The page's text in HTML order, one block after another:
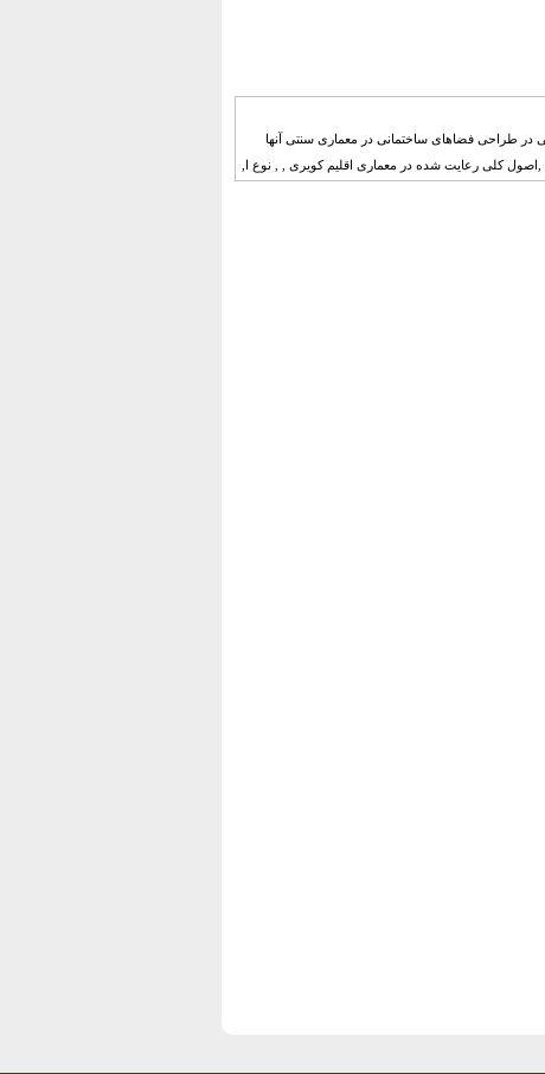
در طراحی فضاهای ساختمانی در معماری سنتی آنها
کلی رعایت شده در معماری اقلیم کویری , , نوع ا,